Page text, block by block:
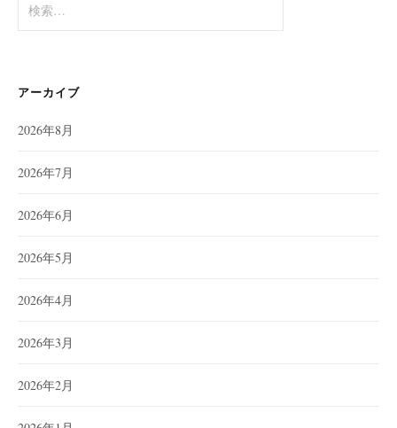
索:
アーカイブ
2026年8月
2026年7月
2026年6月
2026年5月
2026年4月
2026年3月
2026年2月